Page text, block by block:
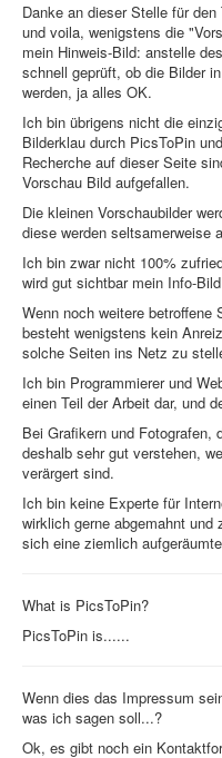
CMS
Grafik
JavaScript
Sicherheit
Home
PovRay
PHP
Webdesign
CMS
Grafik
JavaScript
Browsergames mit PovRay +
PovRay
Webdesign
Danke an dieser Stelle für
und voila, wenigstens die
mein Hinweis-Bild: anstelle
schnell geprüft, ob die Bilder
werden, ja alles OK.
Ich bin übrigens nicht die
Bilderklau durch PicsToPin
Recherche auf dieser Seite
Vorschau Bild aufgefallen.
Die kleinen Vorschaubilder
diese werden seltsamerweise
Ich bin zwar nicht 100%
wird gut sichtbar mein Info-
Wenn noch weitere betroffene
besteht wenigstens kein
solche Seiten ins Netz zu
Ich bin Programmierer und
einen Teil der Arbeit dar, und
Bei Grafikern und Fotografen,
deshalb sehr gut verstehen,
verärgert sind.
Ich bin keine Experte für
wirklich gerne abgemahnt
sich eine ziemlich
What is PicsToPin?
PicsToPin is......
Wenn dies das Impressum
was ich sagen soll...?
Ok, es gibt noch ein